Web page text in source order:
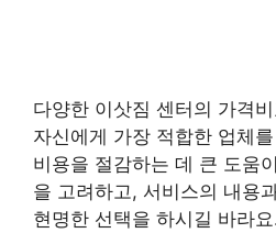
다양한 이삿짐 센터의 가격
자신에게 가장 적합한 업체
비용을 절감하는 데 큰 도움
을 고려하고, 서비스의 내용
현명한 선택을 하시길 바라